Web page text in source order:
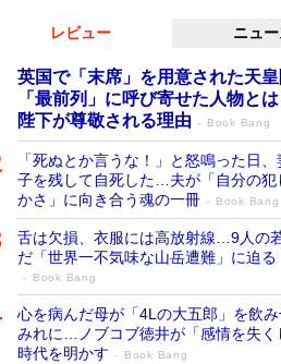
レビュー ニュ
英国で「末席」を用意された天
「最前列」に呼び寄せた人物と
陛下が尊敬される理由
Book Bang
「死ぬとか言うな！」と怒鳴った日
子を残して自死した…夫が「自分の犯
かさ」に向き合う魂の一冊
Book Bang
舌は欠損、衣服には高放射線…9人の
だ「世界一不気味な山岳遭難」に迫る
Book Bang
心を病んだ母が「4Lの大五郎」を飲み
みれに…ノブコブ徳井が「感情を失く
時代を明かす
Book Bang